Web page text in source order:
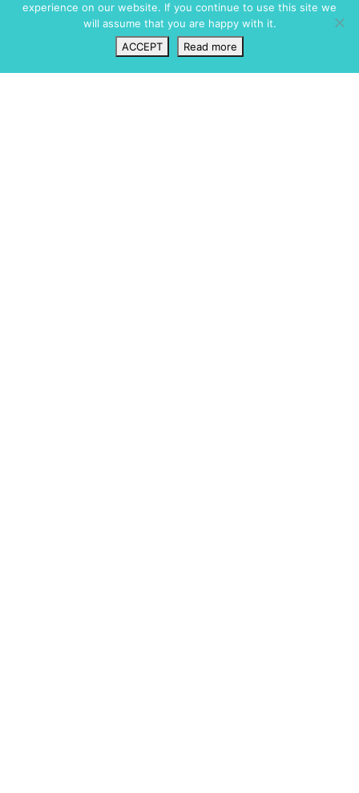
Al-Fresco-Tisch
Vollständig ausgestattete Küche
Besondere Merkmale
Mietauto empfohlen
Wunschliste
experience on our website. If you continue to use this site we
will assume that you are happy with it.
ACCEPT
Read more